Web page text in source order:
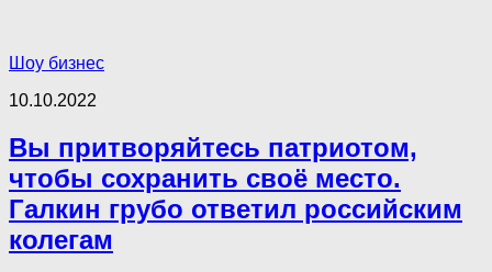
Шоу бизнес
10.10.2022
Вы притворяйтесь патриотом,
чтобы сохранить своё место.
Галкин грубо ответил российским
колегам